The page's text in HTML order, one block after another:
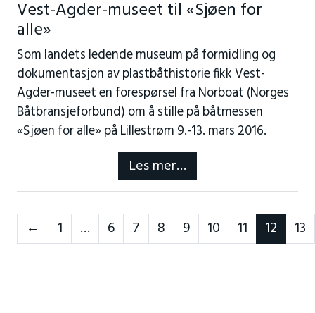
Vest-Agder-museet til «Sjøen for
alle»
Som landets ledende museum på formidling og
dokumentasjon av plastbåthistorie fikk Vest-
Agder-museet en forespørsel fra Norboat (Norges
Båtbransjeforbund) om å stille på båtmessen
«Sjøen for alle» på Lillestrøm 9.-13. mars 2016.
Les mer…
← Neste
1 … 6 7 8 9 10 11 12 13